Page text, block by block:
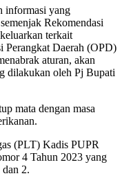
informasi yang
Rekomendasi
terkait
Perangkat Daerah (OPD)
aturan, akan
dilakukan oleh Pj Bupati
mata dengan masa
(PLT) Kadis PUPR
4 Tahun 2023 yang
2.